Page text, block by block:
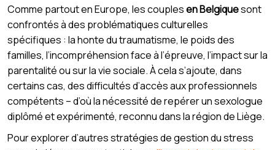
Comme partout en Europe, les couplesen Belgiquesont
confrontés à des problématiques culturelles
spécifiques : la honte du traumatisme, le poids des
familles, l’incompréhension face à l’épreuve, l’impact sur la
parentalité ou sur la vie sociale. À cela s’ajoute, dans
certains cas, des difficultés d’accès aux professionnels
compétents – d’où la nécessité de repérer un sexologue
diplômé et expérimenté, reconnu dans la région de Liège.
Pour explorer d’autres stratégies de gestion du stress